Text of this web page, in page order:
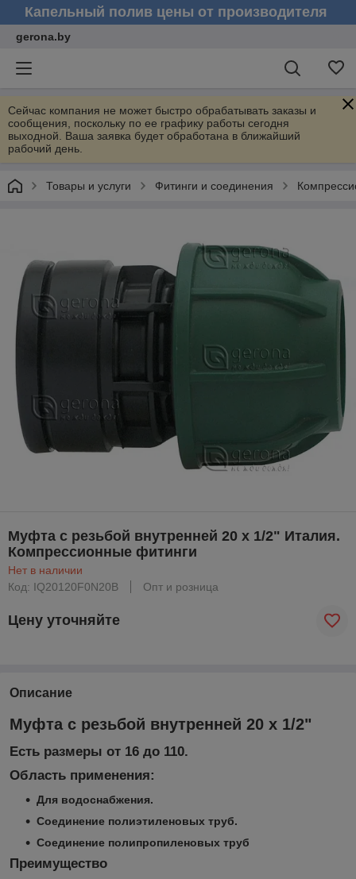
Капельный полив цены от производителя
gerona.by
Сейчас компания не может быстро обрабатывать заказы и
сообщения, поскольку по ее графику работы сегодня
выходной. Ваша заявка будет обработана в ближайший
рабочий день.
Товары и услуги Фитинги и соединения
Муфта с резьбой внутренней 20 х 1/2" Италия.
Компрессионные фитинги
Нет в наличии
Код: IQ20120F0N20B
Опт и розница
Цену уточняйте
Описание
Муфта с резьбой внутренней 20 х 1/2"
Есть размеры от 16 до 110.
Область применения:
Для водоснабжения.
Соединение полиэтиленовых труб.
Соединение полипропиленовых труб
Преимущество